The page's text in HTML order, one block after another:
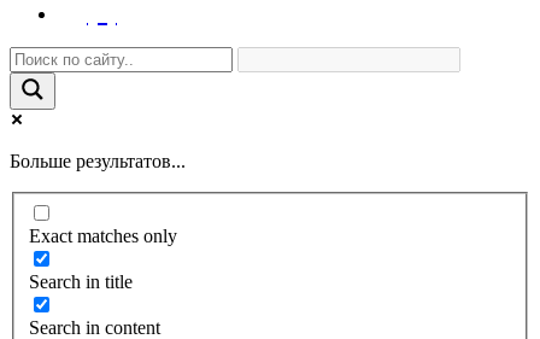
Больше результатов...
Exact matches only
Search in title
Search in content